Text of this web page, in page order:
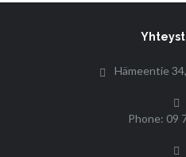
Hämeentie
Phone: 09